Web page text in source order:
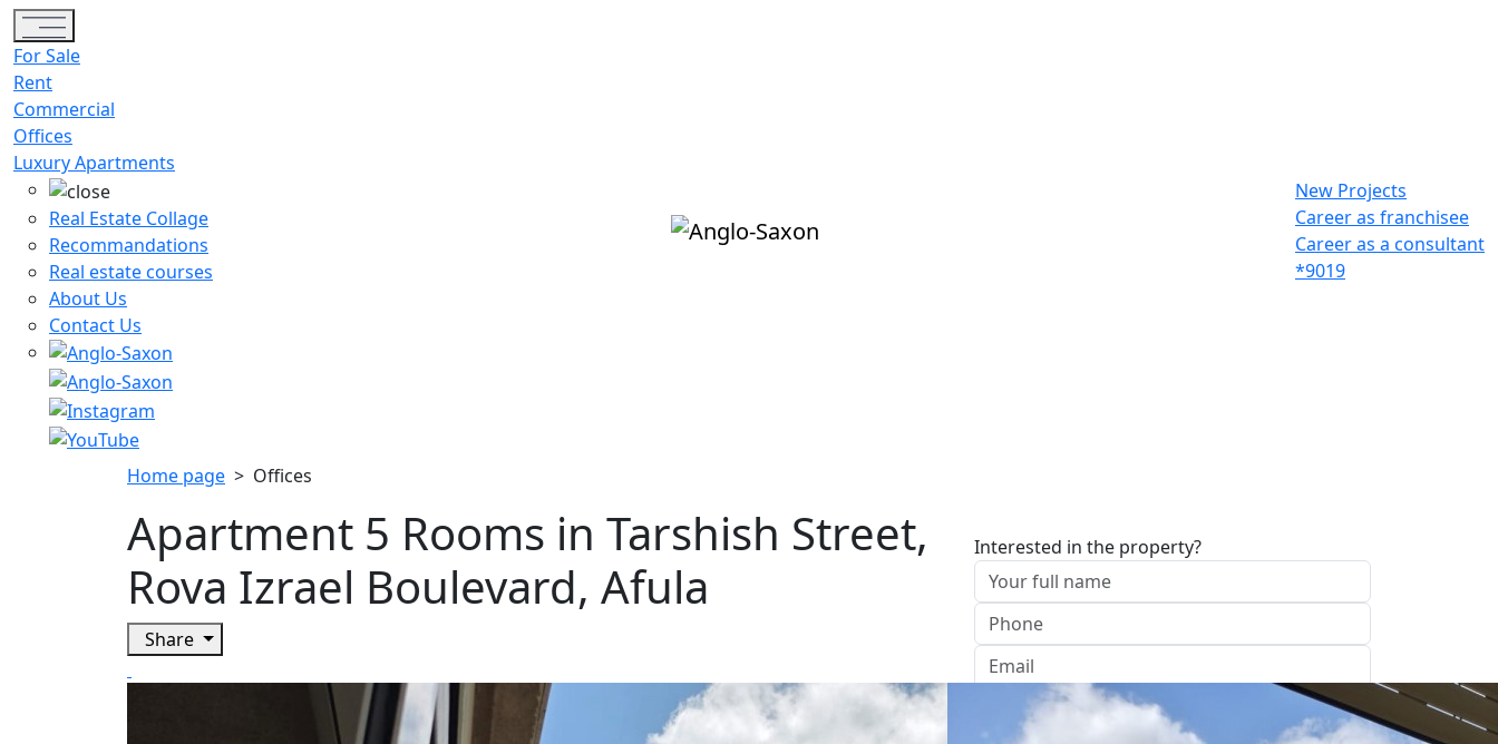
Toggle navigation
For Sale
Rent
Commercial
Offices
Luxury Apartments
Real Estate Collage
Recommandations
Real estate courses
About Us
Contact Us
New Projects
Career as franchisee
Career as a consultant
*9019
Home page > Offices
Apartment 5 Rooms in Tarshish Street,
Rova Izrael Boulevard, Afula
Share
Interested in the property?
I approve of the Company Privacy Policy
Send